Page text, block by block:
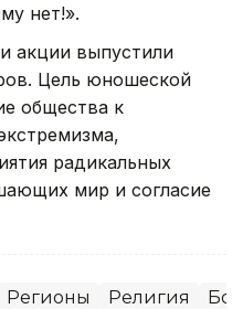
нет!».
акции выпустили
Цель юношеской
общества к
радикальных
мир и согласие
Регионы Религия